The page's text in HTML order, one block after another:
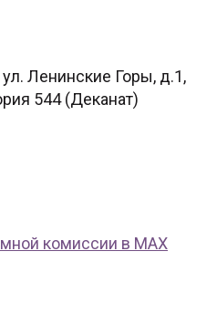
Ленинские Горы, д.1,
544 (Деканат)
комиссии в МАХ